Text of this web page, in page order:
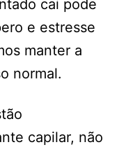
cai pode
e estresse
manter a
normal.
capilar, não